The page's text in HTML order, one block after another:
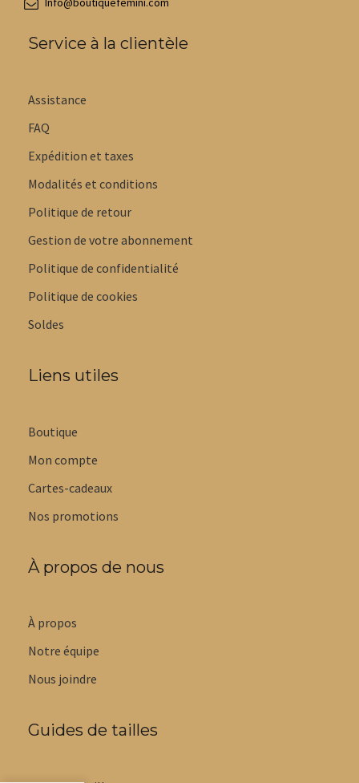
Service à la clientèle
Assistance
FAQ
Expédition et taxes
Modalités et conditions
Politique de retour
Gestion de votre abonnement
Politique de confidentialité
Politique de cookies
Soldes
Liens utiles
Boutique
Mon compte
Cartes-cadeaux
Nos promotions
À propos de nous
À propos
Notre équipe
Nous joindre
Guides de tailles